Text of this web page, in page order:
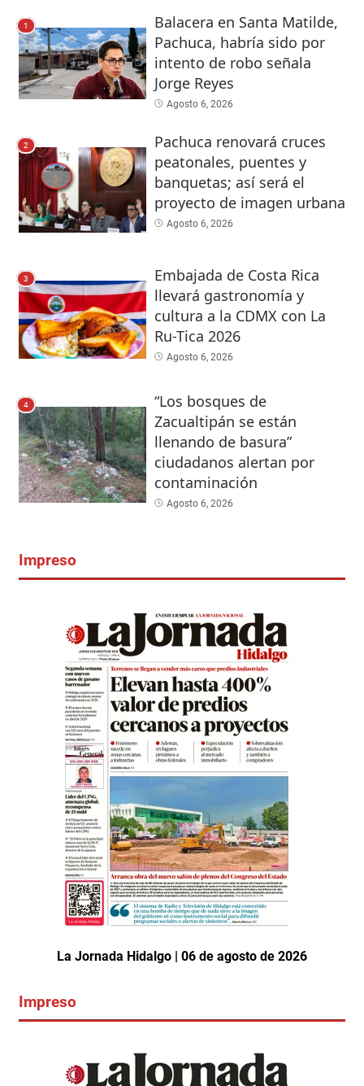
1
Balacera en Santa Matilde,
Pachuca, habría sido por
intento de robo señala
Jorge Reyes
Agosto 6, 2026
2
Pachuca renovará cruces
peatonales, puentes y
banquetas; así será el
proyecto de imagen urbana
Agosto 6, 2026
3
Embajada de Costa Rica
llevará gastronomía y
cultura a la CDMX con La
Ru-Tica 2026
Agosto 6, 2026
4
“Los bosques de
Zacualtipán se están
llenando de basura”
ciudadanos alertan por
contaminación
Agosto 6, 2026
Impreso
La Jornada Hidalgo | 06 de agosto de 2026
Impreso